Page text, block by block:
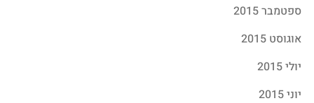
ספטמבר 2015
אוגוסט 2015
יולי 2015
יוני 2015